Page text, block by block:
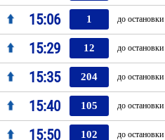
15:06 1 до остановки
15:29 12 до остановки
15:35 204 до остановки
15:40 105 до остановки
15:50 102 до остановки